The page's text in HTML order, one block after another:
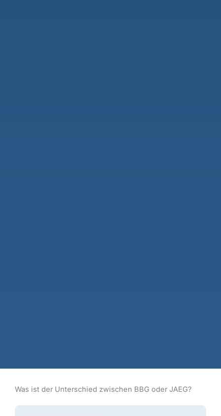
Was ist der Unterschied zwischen BBG oder JAEG?